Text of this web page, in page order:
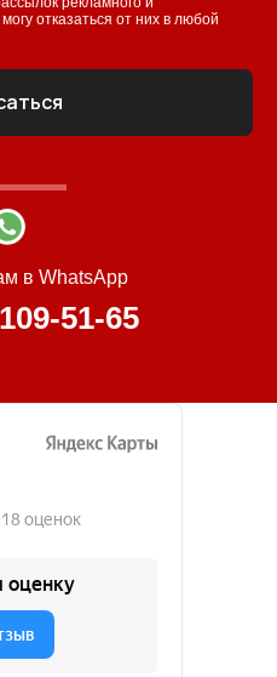
отказаться от них в любой
51-65
в WhatsApp